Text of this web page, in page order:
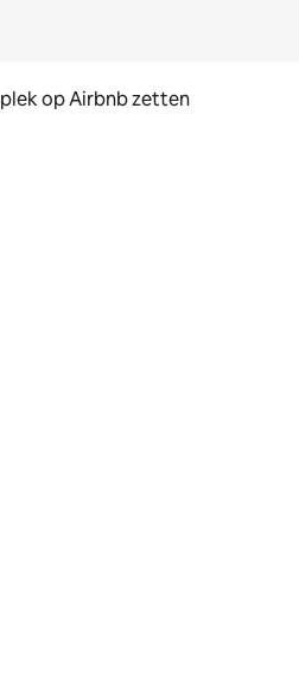
op Airbnb zetten